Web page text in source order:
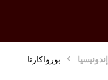
إندونيسيا بورواكارتا